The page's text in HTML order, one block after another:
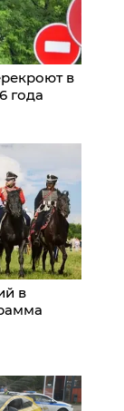
в
года
в